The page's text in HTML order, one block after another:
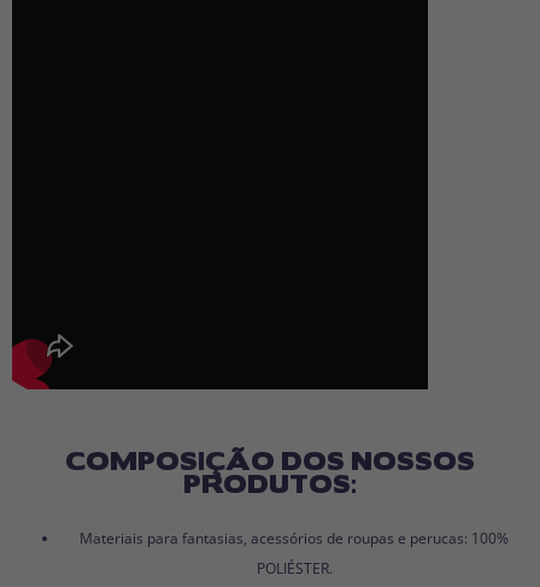
COMPOSIÇÃO DOS NOSSOS
PRODUTOS:
Materiais para fantasias, acessórios de roupas e perucas: 100%
POLIÉSTER.